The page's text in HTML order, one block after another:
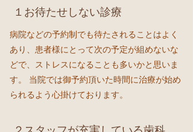
１お待たせしない診療
病院などの予約制でも待たされることはよく
あり、患者様にとって次の予定が組めないな
どで、
ストレスになることも多いかと思いま
す。 当院では御予約頂いた時間に治療が始め
られるよう心掛けております。